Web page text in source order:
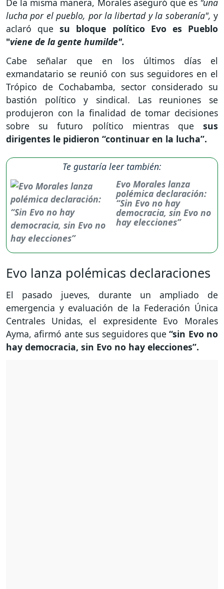
lucha por el pueblo, por la libertad y la soberanía", y
aclaró quesu bloque político Evo es Pueblo
"viene de la gente humilde".
Cabe señalar que en los últimos días el
exmandatario se reunió con sus seguidores en el
Trópico de Cochabamba, sector considerado su
bastión político y sindical. Las reuniones se
produjeron con la finalidad de tomar decisiones
sobre su futuro político mientras que sus
dirigentes le pidieron “continuar en la lucha”.
Te gustaría leer también:
Evo Morales lanza
polémica declaración:
“Sin Evo no hay
democracia, sin Evo no
hay elecciones”
Evo lanza polémicas declaraciones
El pasado jueves, durante un ampliado de
emergencia y evaluación de la Federación Única
Centrales Unidas, el expresidente Evo Morales
Ayma, afirmó ante sus seguidores que“sin Evo no
hay democracia, sin Evo no hay elecciones”.